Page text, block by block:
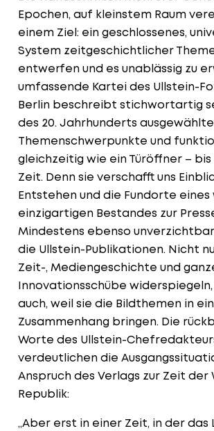
Epochen, auf kleinstem Raum
einem Ziel: ein geschlossenes,
System zeitgeschichtlicher
entwerfen und es unablässig zu
umfassende Kartei des Ullstein-
Berlin beschreibt stichwortartig
des 20. Jahrhunderts ausgewählte
Themenschwerpunkte und
gleichzeitig wie ein Türöffner – bis
Zeit. Denn sie verschafft uns
Entstehen und die Fundorte
einzigartigen Bestandes zur
Mindestens ebenso
die Ullstein-Publikationen. Nicht
Zeit-, Mediengeschichte und
Innovationsschübe
auch, weil sie die Bildthemen in
Zusammenhang bringen. Die
Worte des Ullstein-
verdeutlichen die
Anspruch des Verlags zur Zeit der
Republik:
„Aber erst in einer Zeit, in der das